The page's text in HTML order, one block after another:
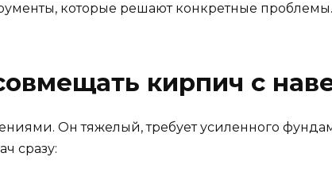
которые решают конкретные проблемы.
кирпич с
Он тяжелый, требует усиленного
сразу: